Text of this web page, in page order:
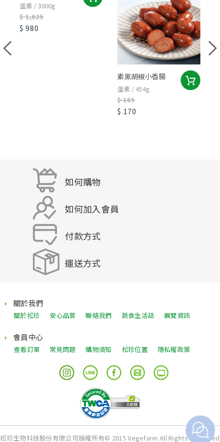
蛋素 / 3000g
$ 1,025
$ 980
素黑胡椒小香腸
蛋素 / 454g
$ 185
$ 170
如何購物
如何加入會員
付款方式
運送方式
關於我們
關於松珍 安心品質 聯絡我們 蔬食生活誌 展覽資訊
會員中心
查看訂單 常見問題 購物須知 松珍位置 隱私權政策
松珍生物科技股份有限公司版權所有© 2015 Vegefarm All Rights Reserved